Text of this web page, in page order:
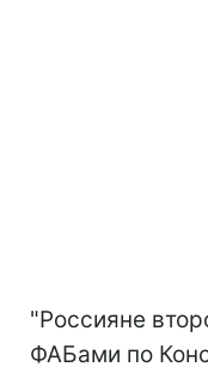
"Россияне
ФАБами по